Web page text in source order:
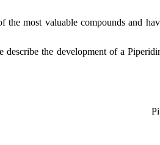
Triazoles are one of the most valuable
research, we describe the